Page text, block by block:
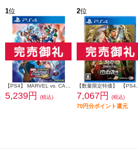
1位
5,239円 (税込)
2位
7,067円 (税込)
70円分ポイント還元